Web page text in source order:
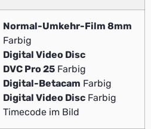
Normal-Umkehr-Film 8mm
Farbig
Digital Video Disc
DVC Pro 25 Farbig
Digital-Betacam Farbig
Digital Video Disc Farbig
Timecode im Bild